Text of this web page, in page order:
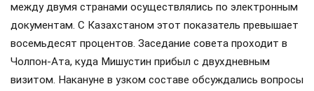
между двумя странами осуществлялись по электронным
документам. С Казахстаном этот показатель превышает
восемьдесят процентов. Заседание совета проходит в
Чолпон-Ата, куда Мишустин прибыл с двухдневным
визитом. Накануне в узком составе обсуждались вопросы